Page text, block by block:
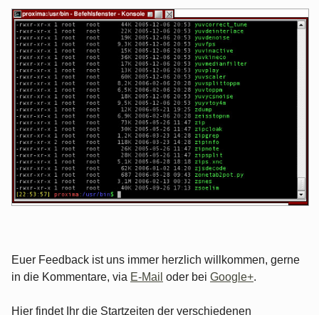
Euer Feedback ist uns immer herzlich willkommen, gerne
in die Kommentare, via E-Mail oder bei Google+.
Hier findet Ihr die Startzeiten der verschiedenen